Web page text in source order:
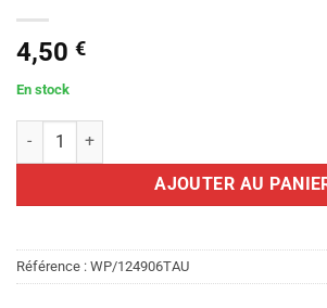
4,50 €
En stock
quantité de WOUAPY Col basic line 25/40 cm
AJOUTER AU
Référence : WP/124906TAU